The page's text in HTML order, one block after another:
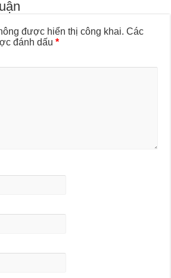
được hiển thị công khai. Các
đánh dấu*